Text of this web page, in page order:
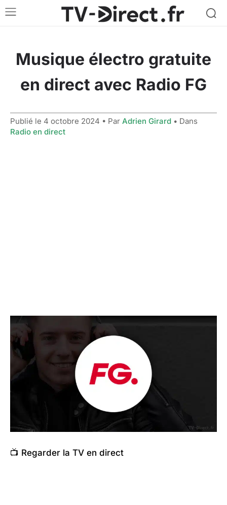
Musique électro gratuite
en direct avec Radio FG
Publié le 4 octobre 2024 • Par Adrien Girard • Dans
Radio en direct
📺 Regarder la TV en direct